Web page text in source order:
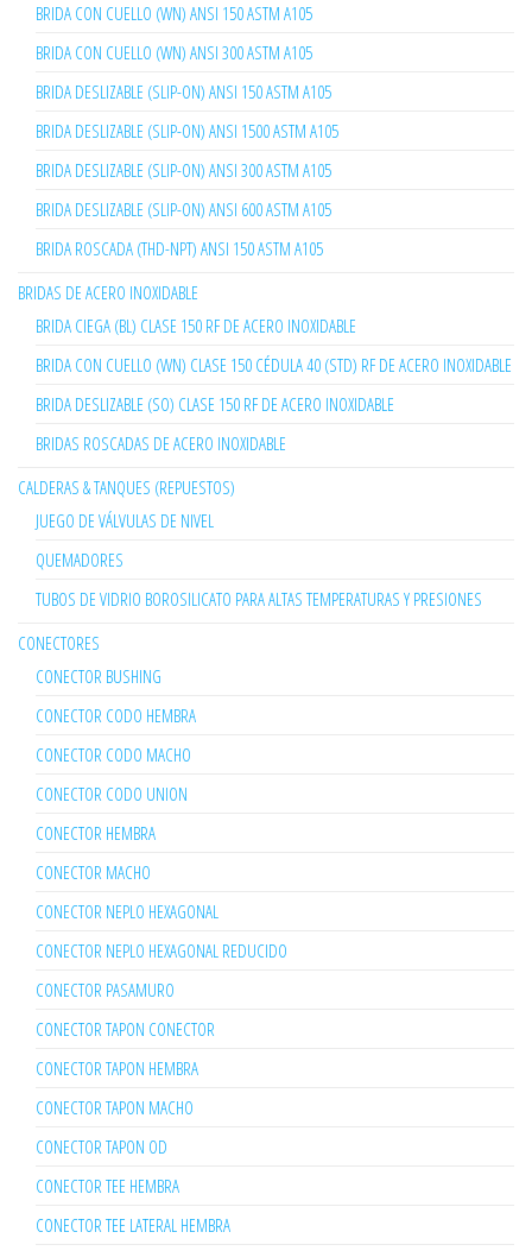
BRIDA CON CUELLO (WN) ANSI 150 ASTM A105
BRIDA CON CUELLO (WN) ANSI 300 ASTM A105
BRIDA DESLIZABLE (SLIP-ON) ANSI 150 ASTM A105
BRIDA DESLIZABLE (SLIP-ON) ANSI 1500 ASTM A105
BRIDA DESLIZABLE (SLIP-ON) ANSI 300 ASTM A105
BRIDA DESLIZABLE (SLIP-ON) ANSI 600 ASTM A105
BRIDA ROSCADA (THD-NPT) ANSI 150 ASTM A105
BRIDAS DE ACERO INOXIDABLE
BRIDA CIEGA (BL) CLASE 150 RF DE ACERO INOXIDABLE
BRIDA CON CUELLO (WN) CLASE 150 CÉDULA 40 (STD) RF DE ACERO INOXIDABLE
BRIDA DESLIZABLE (SO) CLASE 150 RF DE ACERO INOXIDABLE
BRIDAS ROSCADAS DE ACERO INOXIDABLE
CALDERAS & TANQUES (REPUESTOS)
JUEGO DE VÁLVULAS DE NIVEL
QUEMADORES
TUBOS DE VIDRIO BOROSILICATO PARA ALTAS TEMPERATURAS Y PRESIONES
CONECTORES
CONECTOR BUSHING
CONECTOR CODO HEMBRA
CONECTOR CODO MACHO
CONECTOR CODO UNION
CONECTOR HEMBRA
CONECTOR MACHO
CONECTOR NEPLO HEXAGONAL
CONECTOR NEPLO HEXAGONAL REDUCIDO
CONECTOR PASAMURO
CONECTOR TAPON CONECTOR
CONECTOR TAPON HEMBRA
CONECTOR TAPON MACHO
CONECTOR TAPON OD
CONECTOR TEE HEMBRA
CONECTOR TEE LATERAL HEMBRA